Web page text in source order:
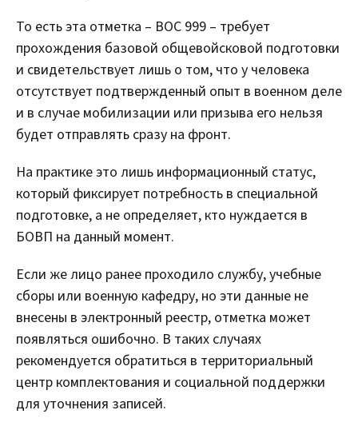
То есть эта отметка – ВОС 999 – требует
прохождения базовой общевойсковой подготовки
и свидетельствует лишь о том, что у человека
отсутствует подтвержденный опыт в военном деле
и в случае мобилизации или призыва его нельзя
будет отправлять сразу на фронт.
На практике это лишь информационный статус,
который фиксирует потребность в специальной
подготовке, а не определяет, кто нуждается в
БОВП на данный момент.
Если же лицо ранее проходило службу, учебные
сборы или военную кафедру, но эти данные не
внесены в электронный реестр, отметка может
появляться ошибочно. В таких случаях
рекомендуется обратиться в территориальный
центр комплектования и социальной поддержки
для уточнения записей.